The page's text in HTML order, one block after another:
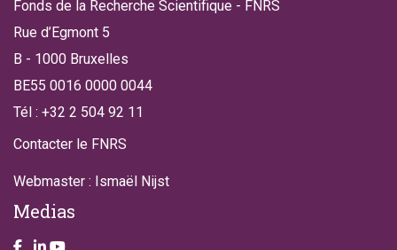
Fonds de la Recherche Scientifique - FNRS
Rue d’Egmont 5
B - 1000 Bruxelles
BE55 0016 0000 0044
Tél : +32 2 504 92 11
Contacter le FNRS
Webmaster : Ismaël Nijst
Medias
Take a look on our facebook page
Take a look on our LinkendIn page